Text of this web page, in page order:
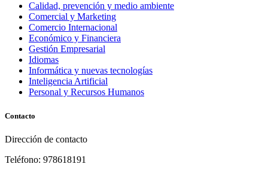
Calidad, prevención y medio ambiente
Comercial y Marketing
Comercio Internacional
Económico y Financiera
Gestión Empresarial
Idiomas
Informática y nuevas tecnologías
Inteligencia Artificial
Personal y Recursos Humanos
Contacto
Dirección de contacto
Teléfono: 978618191